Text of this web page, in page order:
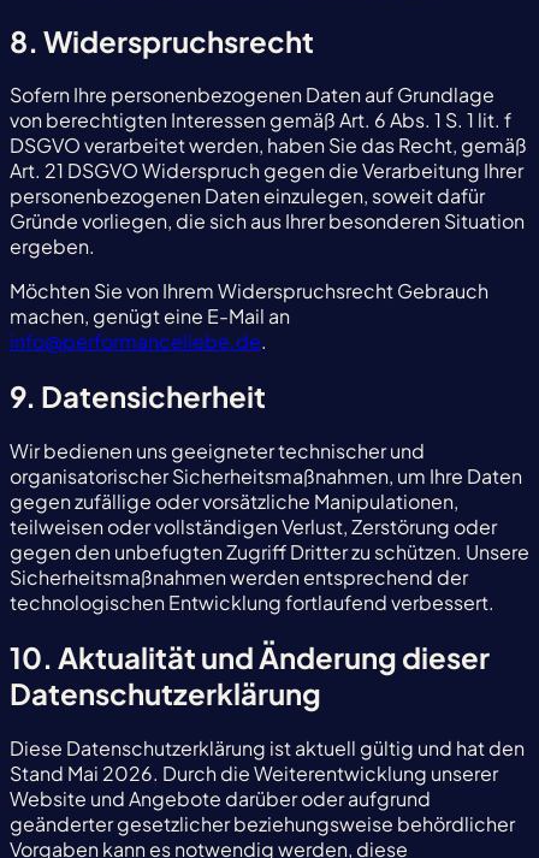
8. Widerspruchsrecht
Sofern Ihre personenbezogenen Daten auf Grundlage
von berechtigten Interessen gemäß Art. 6 Abs. 1 S. 1 lit. f
DSGVO verarbeitet werden, haben Sie das Recht, gemäß
Art. 21 DSGVO Widerspruch gegen die Verarbeitung Ihrer
personenbezogenen Daten einzulegen, soweit dafür
Gründe vorliegen, die sich aus Ihrer besonderen Situation
ergeben.
Möchten Sie von Ihrem Widerspruchsrecht Gebrauch
machen, genügt eine E-Mail an
info@performanceliebe.de.
9. Datensicherheit
Wir bedienen uns geeigneter technischer und
organisatorischer Sicherheitsmaßnahmen, um Ihre Daten
gegen zufällige oder vorsätzliche Manipulationen,
teilweisen oder vollständigen Verlust, Zerstörung oder
gegen den unbefugten Zugriff Dritter zu schützen. Unsere
Sicherheitsmaßnahmen werden entsprechend der
technologischen Entwicklung fortlaufend verbessert.
10. Aktualität und Änderung dieser
Datenschutzerklärung
Diese Datenschutzerklärung ist aktuell gültig und hat den
Stand Mai 2026. Durch die Weiterentwicklung unserer
Website und Angebote darüber oder aufgrund
geänderter gesetzlicher beziehungsweise behördlicher
Vorgaben kann es notwendig werden, diese